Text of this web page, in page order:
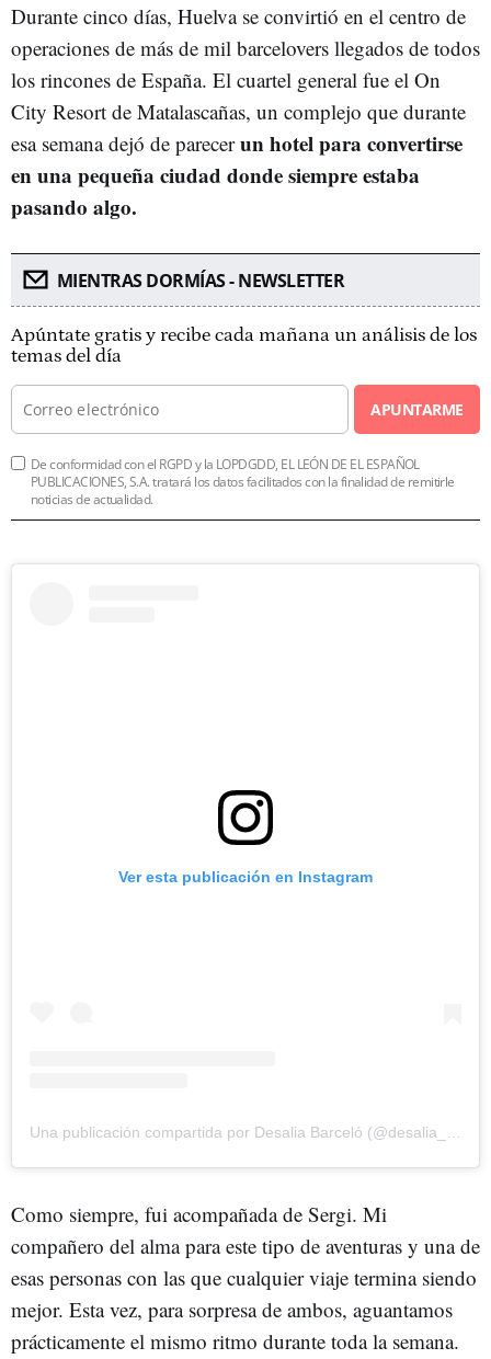
Durante cinco días, Huelva se convirtió en el centro de
operaciones de más de mil barcelovers llegados de todos
los rincones de España. El cuartel general fue el On
City Resort de Matalascañas, un complejo que durante
esa semana dejó de parecerun hotel para convertirse
en una pequeña ciudad donde siempre estaba
pasando algo.
MIENTRAS DORMÍAS - NEWSLETTER
Apúntate gratis y recibe cada mañana un análisis de los
temas del día
APUNTARME
De conformidad con el RGPD y la LOPDGDD, EL LEÓN DE EL ESPAÑOL
PUBLICACIONES, S.A. tratará los datos facilitados con la finalidad de remitirle
noticias de actualidad.
Ver esta publicación en Instagram
Como siempre, fui acompañada de Sergi. Mi
compañero del alma para este tipo de aventuras y una de
esas personas con las que cualquier viaje termina siendo
mejor. Esta vez, para sorpresa de ambos, aguantamos
prácticamente el mismo ritmo durante toda la semana.